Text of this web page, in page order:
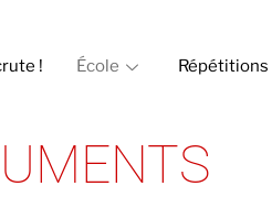
! École Répétitions